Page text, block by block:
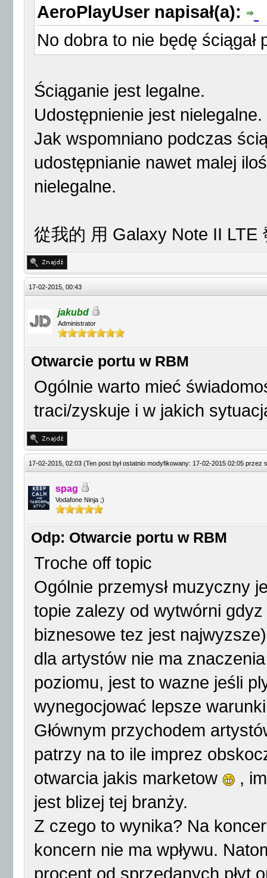
AeroPlayUser napisał(a):
No dobra to nie będę
Ściąganie jest legalne.
Udostępnienie jest nielegalne.
Jak wspomniano podczas
udostępnianie nawet malej
nielegalne.
從我的 用 Galaxy Note II LTE
17-02-2015, 00:43
jakubd
Administrator
Otwarcie portu w RBM
Ogólnie warto mieć
traci/zyskuje i w jakich
17-02-2015, 02:03 (Ten post był ostatnio modyfikowany: 17-02-2015 02:05 przez
spag
Vodafone Ninja ;)
Odp: Otwarcie portu w RBM
Troche off topic
Ogólnie przemysł muzyczny
topie zalezy od wytwórni
biznesowe tez jest
dla artystów nie ma
poziomu, jest to wazne jeśli
wynegocjować lepsze
Głównym przychodem
patrzy na to ile imprez
otwarcia jakis marketow
,
jest blizej tej branży.
Z czego to wynika? Na
koncern nie ma wpływu.
procent od sprzedanych płyt